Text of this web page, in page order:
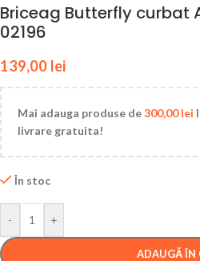
Briceag Butterfly curbat
02196
139,00 lei
Mai adauga produse de300,00lei
livrare gratuita!
În stoc
- +
ADAUGĂ ÎN